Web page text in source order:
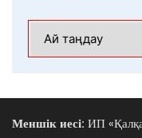
Меншік иесі: ИП